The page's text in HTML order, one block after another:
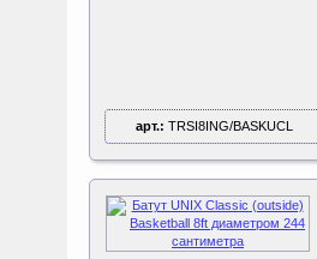
арт.: TRSI8ING/BASKUCL